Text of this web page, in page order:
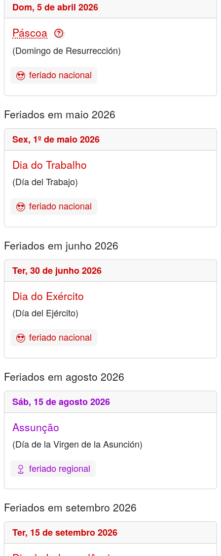
Dom, 5 de abril 2026
Páscoa
(Domingo de Resurrección)
feriado nacional
Feriados em maio 2026
Sex, 1º de maio 2026
Dia do Trabalho
(Día del Trabajo)
feriado nacional
Feriados em junho 2026
Ter, 30 de junho 2026
Dia do Exército
(Día del Ejército)
feriado nacional
Feriados em agosto 2026
Sáb, 15 de agosto 2026
Assunção
(Día de la Virgen de la Asunción)
feriado regional
Feriados em setembro 2026
Ter, 15 de setembro 2026